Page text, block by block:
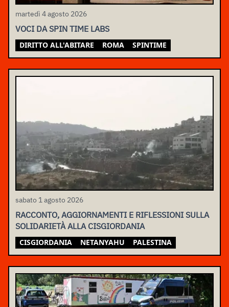
martedì 4 agosto 2026
VOCI DA SPIN TIME LABS
DIRITTO ALL'ABITARE ROMA SPINTIME
sabato 1 agosto 2026
RACCONTO, AGGIORNAMENTI E RIFLESSIONI SULLA
SOLIDARIETÀ ALLA CISGIORDANIA
CISGIORDANIA NETANYAHU PALESTINA